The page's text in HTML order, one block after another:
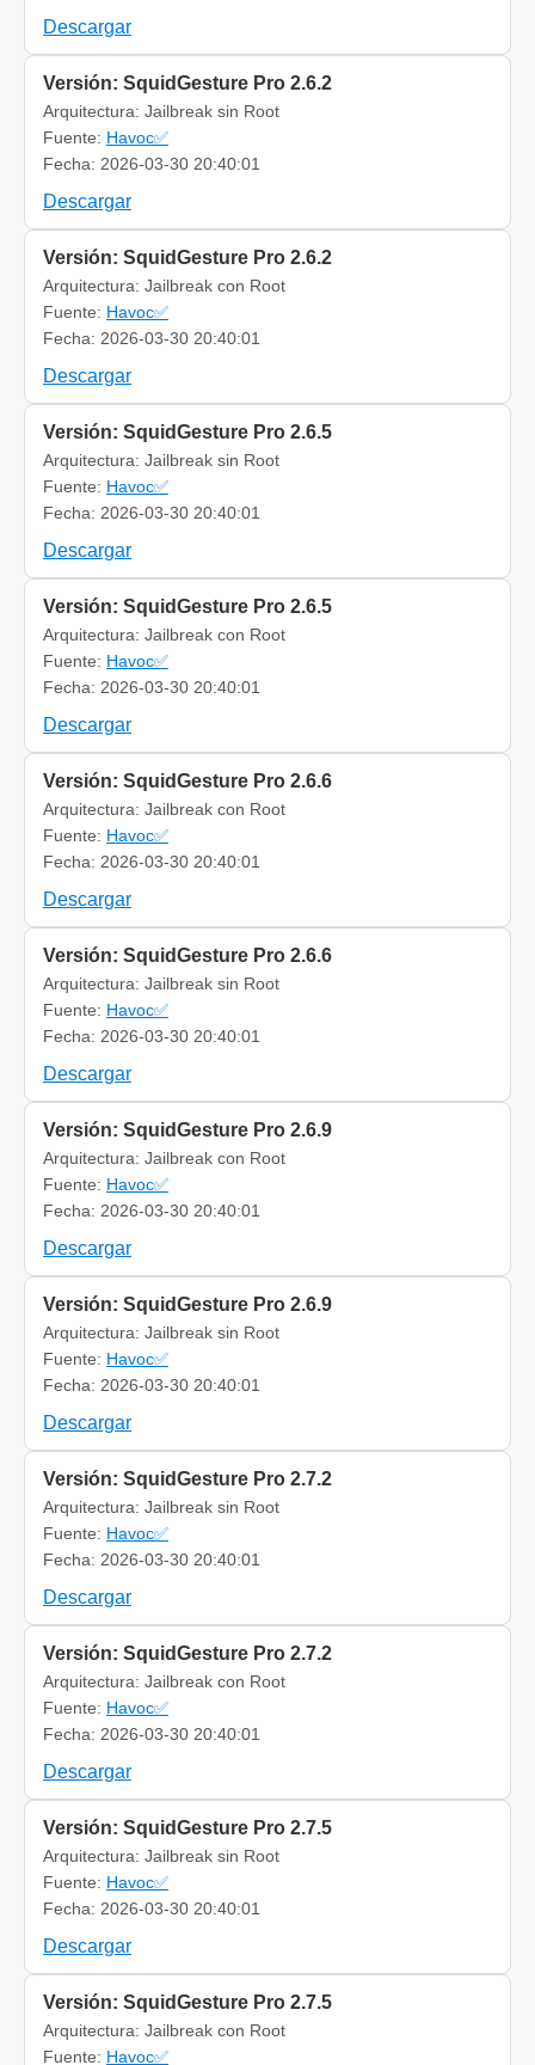
Descargar
Versión: SquidGesture Pro 2.6.2
Arquitectura: Jailbreak sin Root
Fuente: Havoc✅
Fecha: 2026-03-30 20:40:01
Descargar
Versión: SquidGesture Pro 2.6.2
Arquitectura: Jailbreak con Root
Fuente: Havoc✅
Fecha: 2026-03-30 20:40:01
Descargar
Versión: SquidGesture Pro 2.6.5
Arquitectura: Jailbreak sin Root
Fuente: Havoc✅
Fecha: 2026-03-30 20:40:01
Descargar
Versión: SquidGesture Pro 2.6.5
Arquitectura: Jailbreak con Root
Fuente: Havoc✅
Fecha: 2026-03-30 20:40:01
Descargar
Versión: SquidGesture Pro 2.6.6
Arquitectura: Jailbreak con Root
Fuente: Havoc✅
Fecha: 2026-03-30 20:40:01
Descargar
Versión: SquidGesture Pro 2.6.6
Arquitectura: Jailbreak sin Root
Fuente: Havoc✅
Fecha: 2026-03-30 20:40:01
Descargar
Versión: SquidGesture Pro 2.6.9
Arquitectura: Jailbreak con Root
Fuente: Havoc✅
Fecha: 2026-03-30 20:40:01
Descargar
Versión: SquidGesture Pro 2.6.9
Arquitectura: Jailbreak sin Root
Fuente: Havoc✅
Fecha: 2026-03-30 20:40:01
Descargar
Versión: SquidGesture Pro 2.7.2
Arquitectura: Jailbreak sin Root
Fuente: Havoc✅
Fecha: 2026-03-30 20:40:01
Descargar
Versión: SquidGesture Pro 2.7.2
Arquitectura: Jailbreak con Root
Fuente: Havoc✅
Fecha: 2026-03-30 20:40:01
Descargar
Versión: SquidGesture Pro 2.7.5
Arquitectura: Jailbreak sin Root
Fuente: Havoc✅
Fecha: 2026-03-30 20:40:01
Descargar
Versión: SquidGesture Pro 2.7.5
Arquitectura: Jailbreak con Root
Fuente: Havoc✅